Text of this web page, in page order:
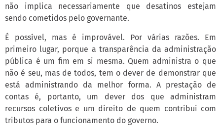
não implica necessariamente que desatinos estejam
sendo cometidos pelo governante.
É possível, mas é improvável. Por várias razões. Em
primeiro lugar, porque a transparência da administração
pública é um fim em si mesma. Quem administra o que
não é seu, mas de todos, tem o dever de demonstrar que
está administrando da melhor forma. A prestação de
contas é, portanto, um dever dos que administram
recursos coletivos e um direito de quem contribui com
tributos para o funcionamento do governo.